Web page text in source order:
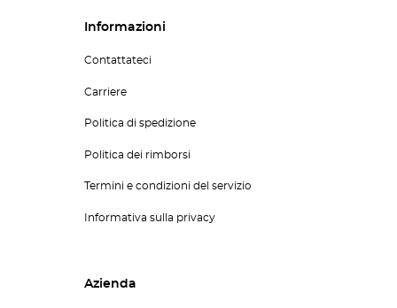
Informazioni
Contattateci
Carriere
Politica di spedizione
Politica dei rimborsi
Termini e condizioni del servizio
Informativa sulla privacy
Azienda